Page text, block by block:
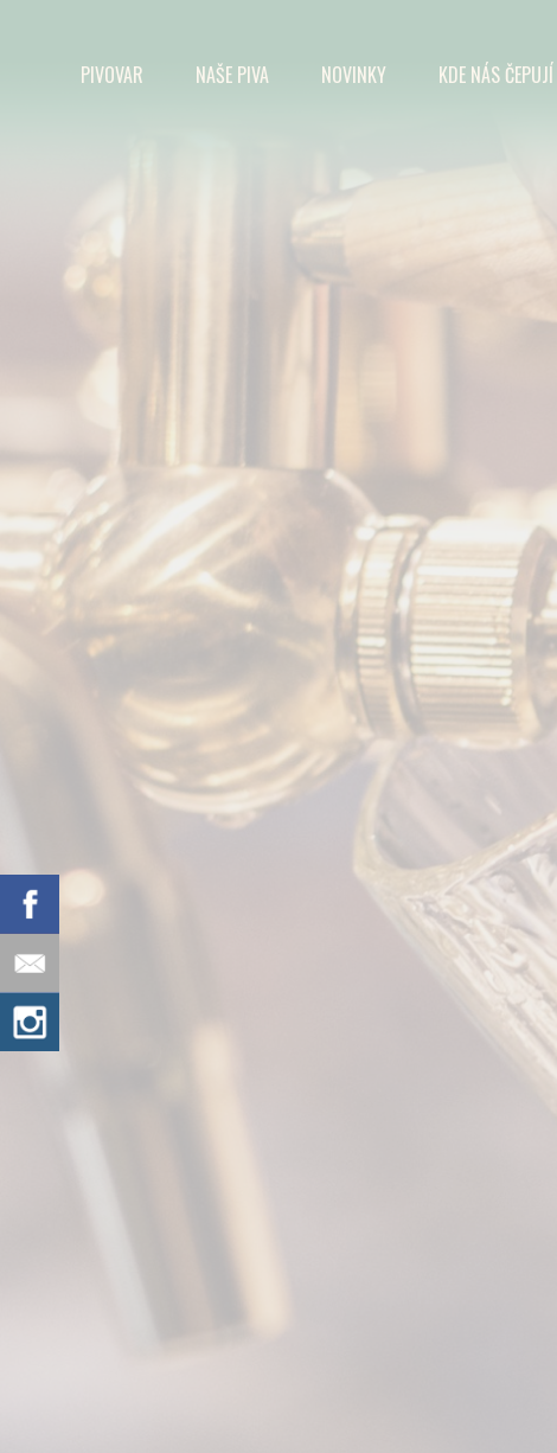
PIVOVAR NAŠE PIVA NOVINKY KDE NÁS ČEPUJÍ